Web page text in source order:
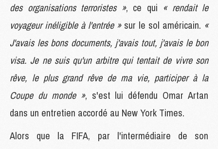
des organisations terroristes », ce qui « rendait le
voyageur inéligible à l'entrée »sur le sol américain. «
J'avais les bons documents, j'avais tout, j'avais le bon
visa. Je ne suis qu'un arbitre qui tentait de vivre son
rêve, le plus grand rêve de ma vie, participer à la
Coupe du monde », s'est lui défendu Omar Artan
dans un entretien accordé au New York Times.
Alors que la FIFA, par l'intermédiaire de son